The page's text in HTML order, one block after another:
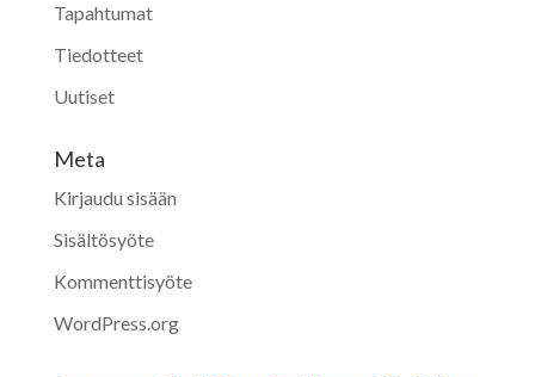
Tapahtumat
Tiedotteet
Uutiset
Meta
Kirjaudu sisään
Sisältösyöte
Kommenttisyöte
WordPress.org